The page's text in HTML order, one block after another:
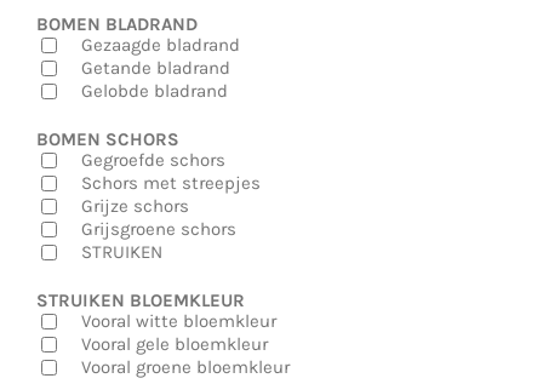
BOMEN BLADRAND
Gezaagde bladrand
Getande bladrand
Gelobde bladrand
BOMEN SCHORS
Gegroefde schors
Schors met streepjes
Grijze schors
Grijsgroene schors
STRUIKEN
STRUIKEN BLOEMKLEUR
Vooral witte bloemkleur
Vooral gele bloemkleur
Vooral groene bloemkleur